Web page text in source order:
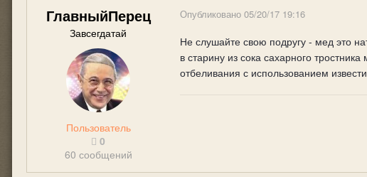
ГлавныйПерец
Завсегдатай
Пользователь
0
60 сообщений
Опубликовано 05/20/17 19:16
Не слушайте свою подругу - мед это
в старину из сока сахарного
отбеливания с использованием